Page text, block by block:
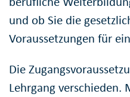
und ob Sie die
Voraussetzungen für
Die
Lehrgang verschieden.